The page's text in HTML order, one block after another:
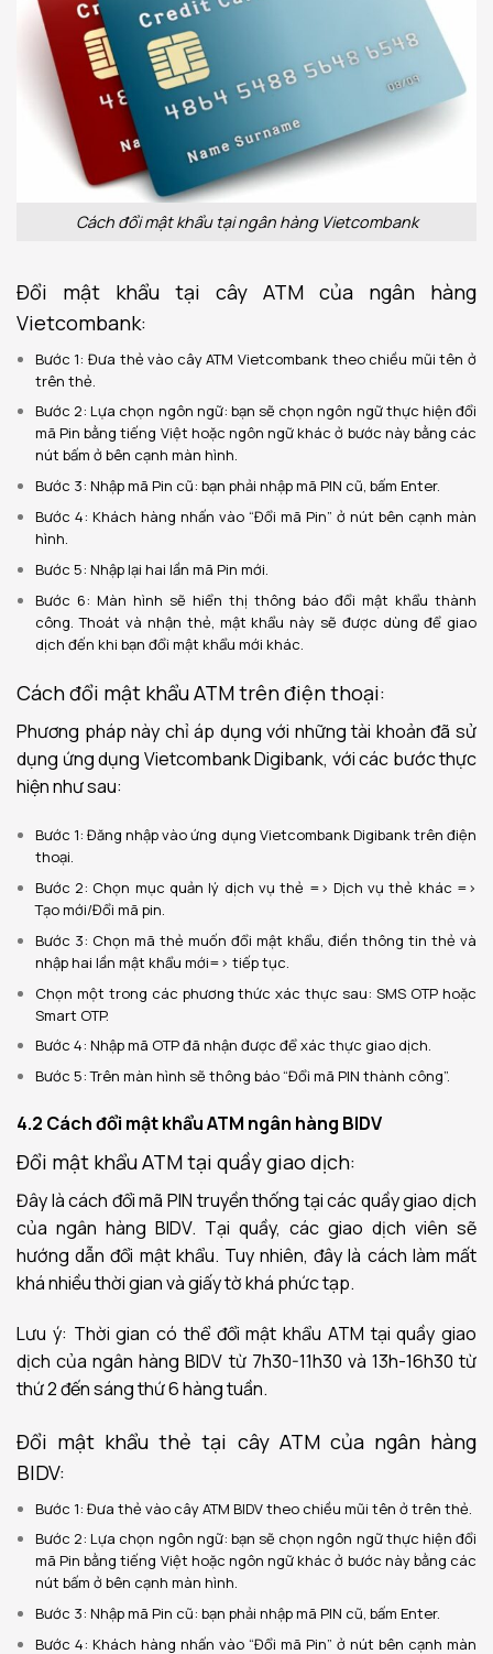
Cách đổi mật khẩu tại ngân hàng Vietcombank
Đổi mật khẩu tại cây ATM của ngân hàng
Vietcombank:
Bước 1: Đưa thẻ vào cây ATM Vietcombank theo chiều mũi tên ở
trên thẻ.
Bước 2: Lựa chọn ngôn ngữ: bạn sẽ chọn ngôn ngữ thực hiện đổi
mã Pin bằng tiếng Việt hoặc ngôn ngữ khác ở bước này bằng các
nút bấm ở bên cạnh màn hình.
Bước 3: Nhập mã Pin cũ: bạn phải nhập mã PIN cũ, bấm Enter.
Bước 4: Khách hàng nhấn vào “Đổi mã Pin” ở nút bên cạnh màn
hình.
Bước 5: Nhập lại hai lần mã Pin mới.
Bước 6: Màn hình sẽ hiển thị thông báo đổi mật khẩu thành
công. Thoát và nhận thẻ, mật khẩu này sẽ được dùng để giao
dịch đến khi bạn đổi mật khẩu mới khác.
Cách đổi mật khẩu ATM trên điện thoại:
Phương pháp này chỉ áp dụng với những tài khoản đã sử
dụng ứng dụng Vietcombank Digibank, với các bước thực
hiện như sau:
Bước 1: Đăng nhập vào ứng dụng Vietcombank Digibank trên điện
thoại.
Bước 2: Chọn mục quản lý dịch vụ thẻ => Dịch vụ thẻ khác =>
Tạo mới/Đổi mã pin.
Bước 3: Chọn mã thẻ muốn đổi mật khẩu, điền thông tin thẻ và
nhập hai lần mật khẩu mới=> tiếp tục.
Chọn một trong các phương thức xác thực sau: SMS OTP hoặc
Smart OTP.
Bước 4: Nhập mã OTP đã nhận được để xác thực giao dịch.
Bước 5: Trên màn hình sẽ thông báo “Đổi mã PIN thành công”.
4.2 Cách đổi mật khẩu ATM ngân hàng BIDV
Đổi mật khẩu ATM tại quầy giao dịch:
Đây là cách đổi mã PIN truyền thống tại các quầy giao dịch
của ngân hàng BIDV. Tại quầy, các giao dịch viên sẽ
hướng dẫn đổi mật khẩu. Tuy nhiên, đây là cách làm mất
khá nhiều thời gian và giấy tờ khá phức tạp.
Lưu ý: Thời gian có thể đổi mật khẩu ATM tại quầy giao
dịch của ngân hàng BIDV từ 7h30-11h30 và 13h-16h30 từ
thứ 2 đến sáng thứ 6 hàng tuần.
Đổi mật khẩu thẻ tại cây ATM của ngân hàng
BIDV:
Bước 1: Đưa thẻ vào cây ATM BIDV theo chiều mũi tên ở trên thẻ.
Bước 2: Lựa chọn ngôn ngữ: bạn sẽ chọn ngôn ngữ thực hiện đổi
mã Pin bằng tiếng Việt hoặc ngôn ngữ khác ở bước này bằng các
nút bấm ở bên cạnh màn hình.
Bước 3: Nhập mã Pin cũ: bạn phải nhập mã PIN cũ, bấm Enter.
Bước 4: Khách hàng nhấn vào “Đổi mã Pin” ở nút bên cạnh màn